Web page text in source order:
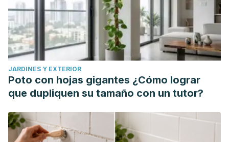
id=338230786004
JARDINES Y EXTERIOR
Poto con hojas gigantes ¿Cómo lograr
que dupliquen su tamaño con un tutor?